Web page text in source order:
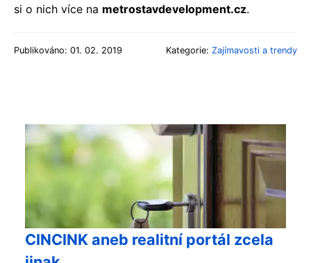
si o nich více na metrostavdevelopment.cz.
Publikováno: 01. 02. 2019 Kategorie: Zajímavosti a trendy
CINCINK aneb realitní portál zcela